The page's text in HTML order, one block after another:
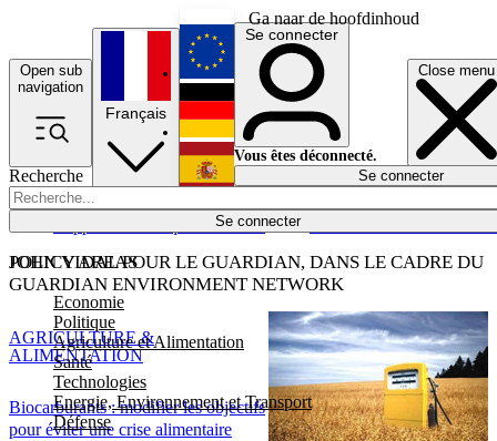
Ga naar de hoofdinhoud
Open sub
navigation
Close menu
Recherche
Se connecter
POLICY AREAS
Economie
Politique
Agriculture et Alimentation
Santé
Technologies
Energie, Environnement et Transport
Défense
Économie
Français
English
Deutsch
Español
Se connecter
Vous êtes déconnecté.
Se connecter
JOHN VIDAL POUR LE GUARDIAN, DANS LE CADRE DU
GUARDIAN ENVIRONMENT NETWORK
Biocarburants : modifier les objectifs
pour éviter une crise alimentaire
AGRICULTURE &
ALIMENTATION